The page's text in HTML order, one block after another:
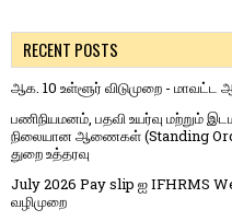
RECENT POSTS
ஆக. 10 உள்ளூர் விடுமுறை - மாவட்ட
பணிநியமனம், பதவி உயர்வு மற்றும்
நிலையான ஆணைகள் (Standing
துறை உத்தரவு
July 2026 Pay slip ஐ IFHRMS
வழிமுறை